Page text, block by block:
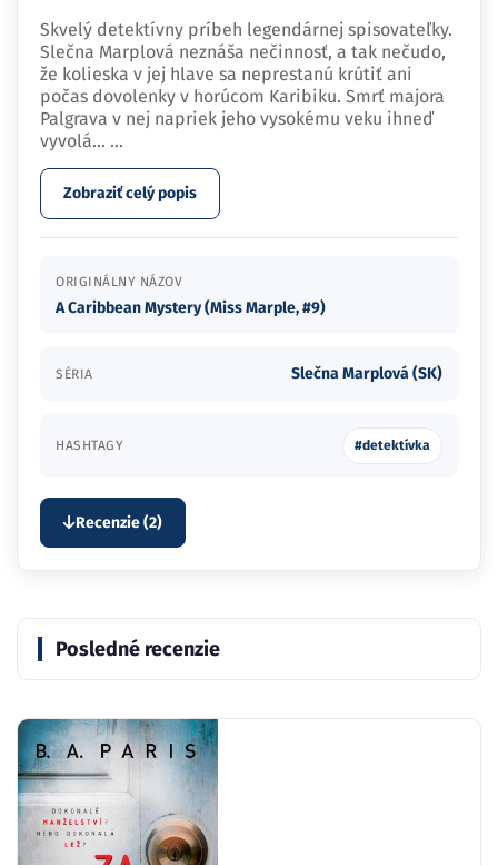
Skvelý detektívny príbeh legendárnej spisovateľky.
Slečna Marplová neznáša nečinnosť, a tak nečudo,
že kolieska v jej hlave sa neprestanú krútiť ani
počas dovolenky v horúcom Karibiku. Smrť majora
Palgrava v nej napriek jeho vysokému veku ihneď
vyvolá… ...
Zobraziť celý popis
ORIGINÁLNY NÁZOV
A Caribbean Mystery (Miss Marple, #9)
SÉRIA Slečna Marplová (SK)
HASHTAGY #detektívka
Recenzie (2)
Posledné recenzie